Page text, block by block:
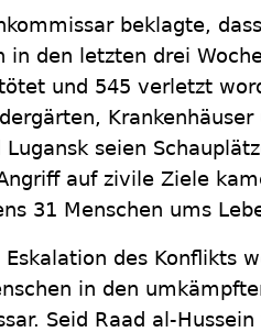
beklagte,
in den letzten drei
und 545 verletzt
Lugansk seien
auf zivile Ziele
31 Menschen ums
Eskalation des Konflikts
in den
Seid Raad al-